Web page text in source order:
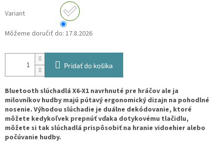
Variant
Môžeme doručiť do: 17.8.2026
Pridať do košíka
Bluetooth slúchadlá X6-X1 navrhnuté pre hráčov ale ja
milovníkov hudby majú pútavý ergonomický dizajn na pohodlné
nosenie. Výhodou slúchadie je duálne dekódovanie, ktoré
môžete kedykoľvek prepnúť vďaka dotykovému tlačidlu,
môžete si tak slúchadlá prispôsobiť na hranie vidoehier alebo
počúvanie hudby.